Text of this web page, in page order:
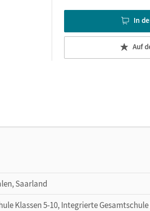
In
Auf
Saarland
Klassen 5-10, Integrierte